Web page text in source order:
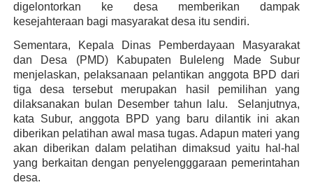
digelontorkan ke desa memberikan dampak
kesejahteraan bagi masyarakat desa itu sendiri.
Sementara, Kepala Dinas Pemberdayaan Masyarakat
dan Desa (PMD) Kabupaten Buleleng Made Subur
menjelaskan, pelaksanaan pelantikan anggota BPD dari
tiga desa tersebut merupakan hasil pemilihan yang
dilaksanakan bulan Desember tahun lalu. Selanjutnya,
kata Subur, anggota BPD yang baru dilantik ini akan
diberikan pelatihan awal masa tugas. Adapun materi yang
akan diberikan dalam pelatihan dimaksud yaitu hal-hal
yang berkaitan dengan penyelengggaraan pemerintahan
desa.